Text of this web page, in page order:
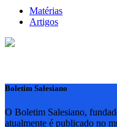
Matérias
Artigos
Boletim Salesiano
O Boletim Salesiano,
atualmente é publicado no